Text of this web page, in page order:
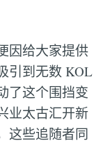
因给大家提供
引到无数 KOL
了这个围挡变
业太古汇开新
这些追随者同